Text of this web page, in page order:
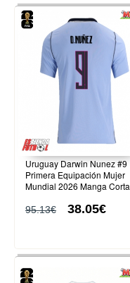
Uruguay Darwin Nunez #9
Primera Equipación Mujer
Mundial 2026 Manga Corta
95.13€ 38.05€